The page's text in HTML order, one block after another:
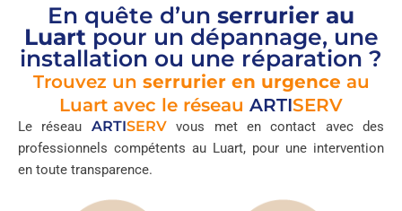
En quête d’un serrurier au
Luartpour un dépannage, une
installation ou une réparation ?
Trouvez un serrurier en urgence au
Luart avec le réseau ARTISERV
Le réseau ARTISERVvous met en contact avec des
professionnels compétents au Luart, pour une intervention
en toute transparence.